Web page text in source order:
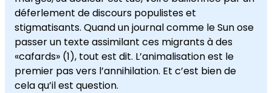
déferlement de discours populistes et
stigmatisants. Quand un journal comme le Sun ose
passer un texte assimilant ces migrants à des
«cafards» (1), tout est dit. L’animalisation est le
premier pas vers l’annihilation. Et c’est bien de
cela qu’il est question.